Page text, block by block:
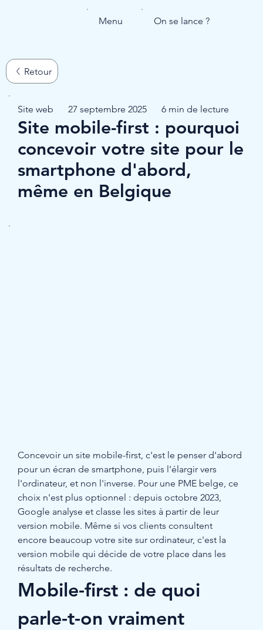
Menu On se lance ?
Concevoir un site mobile-first, c'est le penser d'abord
pour un écran de smartphone, puis l'élargir vers
l'ordinateur, et non l'inverse. Pour une PME belge, ce
choix n'est plus optionnel : depuis octobre 2023,
Google analyse et classe les sites à partir de leur
version mobile. Même si vos clients consultent
encore beaucoup votre site sur ordinateur, c'est la
version mobile qui décide de votre place dans les
résultats de recherche.
Mobile-first : de quoi
parle-t-on vraiment
Site web 27 septembre 2025 6 min de lecture
Site mobile-first : pourquoi
concevoir votre site pour le
smartphone d'abord,
même en Belgique